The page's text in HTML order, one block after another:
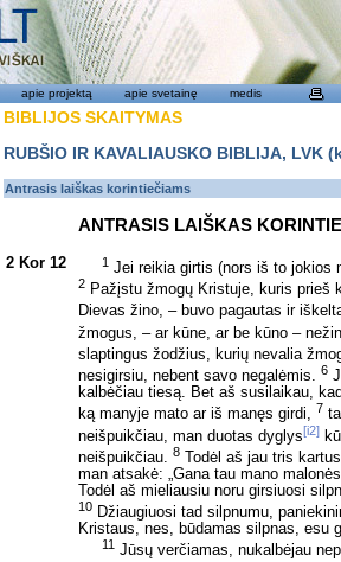
apie projektą apie svetainę medis
BIBLIJOS SKAITYMAS
RUBŠIO IR KAVALIAUSKO BIBLIJA,
Antrasis laiškas korintiečiams
ANTRASIS LAIŠKAS
2 Kor 12 1 Jei reikia girtis (nors iš to jokios
2 Pažįstu žmogų Kristuje, kuris prieš
Dievas žino, – buvo pagautas ir
žmogus, – ar kūne, ar be kūno –
slaptingus žodžius, kurių nevalia
nesigirsiu, nebent savo negalėmis. 6
kalbėčiau tiesą. Bet aš susilaikau,
ką manyje mato ar iš manęs girdi, 7
neišpuikčiau, man duotas dyglys[i2]
neišpuikčiau. 8 Todėl aš jau tris
man atsakė: „Gana tau mano
Todėl aš mieliausiu noru girsiuosi
10 Džiaugiuosi tad silpnumu,
Kristaus, nes, būdamas silpnas, esu
11 Jūsų verčiamas, nukalbėjau